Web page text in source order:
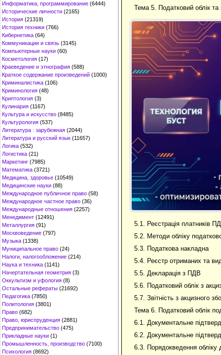
Информатика, программирование (6444)
Исторические личности (2165)
История (21319)
История техники (766)
Кибернетика (64)
Коммуникации и связь (3145)
Компьютерные науки (60)
Косметология (17)
Краеведение и этнография (588)
Краткое содержание произведений (1000)
Криминалистика (106)
Криминология (48)
Криптология (3)
Кулинария (1167)
Культура и искусство (8485)
Культурология (537)
Литература : зарубежная (2044)
Литература и русский язык (11657)
Логика (532)
Логистика (21)
Маркетинг (7985)
Математика (3721)
Медицина, здоровье (10549)
Медицинские науки (88)
Международное публичное право (58)
Международное частное право (36)
Международные отношения (2257)
Менеджмент (12491)
Металлургия (91)
Москвоведение (797)
Музыка (1338)
Муниципальное право (24)
Налоги, налогообложение (214)
Наука и техника (1141)
Начертательная геометрия (3)
Оккультизм и уфология (8)
Остальные рефераты (21692)
Педагогика (7850)
Политология (3801)
Право (682)
Право, юриспруденция (2881)
Предпринимательство (475)
Прикладные науки (1)
Промышленность, производство (7100)
Психология (8692)
Тема 5. Податковий облік та
5.1. Реєстрація платників
5.2. Методи обліку
5.3. Податкова накладна
5.4. Реєстр отриманих та
5.5. Декларація з ПДВ
5.6. Податковий облік з
5.7. Звітність з акцизного
Тема 6. Податковий облік
6.1. Документальне
6.2. Документальне
6.3. Порядокведення обліку